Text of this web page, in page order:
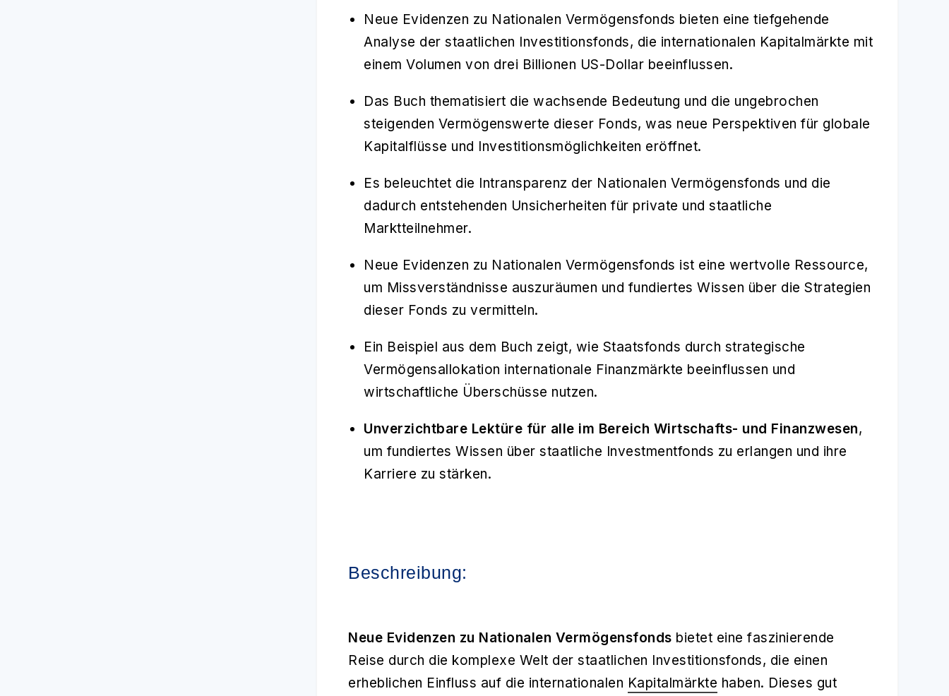
Neue Evidenzen zu Nationalen Vermögensfonds bieten eine tiefgehende
Analyse der staatlichen Investitionsfonds, die internationalen Kapitalmärkte mit
einem Volumen von drei Billionen US-Dollar beeinflussen.
Das Buch thematisiert die wachsende Bedeutung und die ungebrochen
steigenden Vermögenswerte dieser Fonds, was neue Perspektiven für globale
Kapitalflüsse und Investitionsmöglichkeiten eröffnet.
Es beleuchtet die Intransparenz der Nationalen Vermögensfonds und die
dadurch entstehenden Unsicherheiten für private und staatliche
Marktteilnehmer.
Neue Evidenzen zu Nationalen Vermögensfonds ist eine wertvolle Ressource,
um Missverständnisse auszuräumen und fundiertes Wissen über die Strategien
dieser Fonds zu vermitteln.
Ein Beispiel aus dem Buch zeigt, wie Staatsfonds durch strategische
Vermögensallokation internationale Finanzmärkte beeinflussen und
wirtschaftliche Überschüsse nutzen.
Unverzichtbare Lektüre für alle im Bereich Wirtschafts- und Finanzwesen,
um fundiertes Wissen über staatliche Investmentfonds zu erlangen und ihre
Karriere zu stärken.
Beschreibung:
Neue Evidenzen zu Nationalen Vermögensfonds bietet eine faszinierende
Reise durch die komplexe Welt der staatlichen Investitionsfonds, die einen
erheblichen Einfluss auf die internationalen Kapitalmärkte haben. Dieses gut